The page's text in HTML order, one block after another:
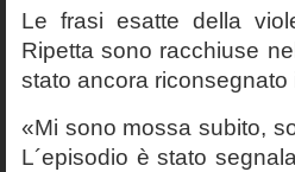
Le frasi esatte della
Ripetta sono racchiuse
stato ancora riconsegnato
«Mi sono mossa subito,
L´episodio è stato